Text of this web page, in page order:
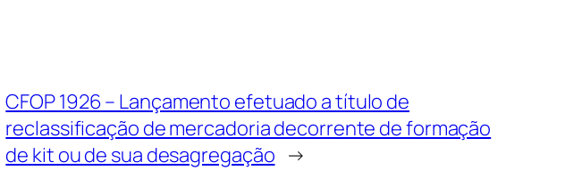
CFOP 1926 – Lançamento efetuado a título de
reclassificação de mercadoria decorrente de formação
de kit ou de sua desagregação →